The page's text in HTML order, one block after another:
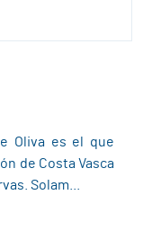
Oliva es el que
de Costa Vasca
Solam...